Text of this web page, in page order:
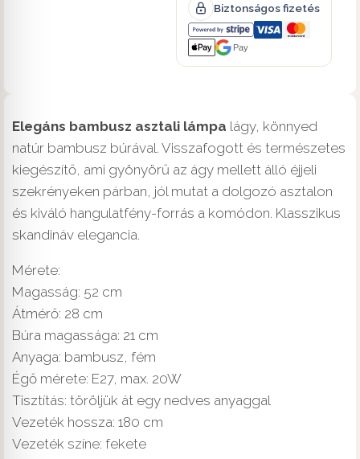
Biztonságos fizetés
Pay
Elegáns bambusz asztali lámpa lágy, könnyed
natúr bambusz búrával. Visszafogott és természetes
kiegészítő, ami gyönyörű az ágy mellett álló éjjeli
szekrényeken párban, jól mutat a dolgozó asztalon
és kiváló hangulatfény-forrás a komódon. Klasszikus
skandináv elegancia.
Mérete:
Magasság: 52 cm
Átmérő: 28 cm
Búra magassága: 21 cm
Anyaga: bambusz, fém
Égő mérete: E27, max. 20W
Tisztítás: töröljük át egy nedves anyaggal
Vezeték hossza: 180 cm
Vezeték színe: fekete